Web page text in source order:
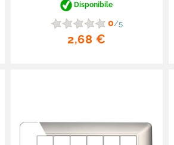
Disponibile
0/5
2,68 €